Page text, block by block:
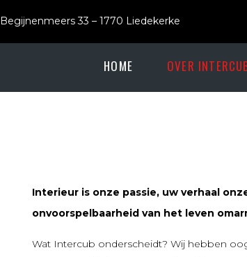
Begijnenmeers 33 – 1770 Liedekerke
HOME OVER
Interieur is onze passie, uw verhaal
onvoorspelbaarheid van het leven
Wat Intercub onderscheidt? Wij hebben